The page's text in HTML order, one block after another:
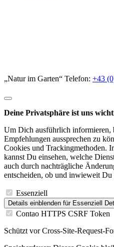
„Natur im Garten“ Telefon: +43
Deine Privatsphäre ist uns
Um Dich ausführlich informieren,
Empfehlungen aussprechen zu
Cookies und Trackingmethoden.
kannst Du einsehen, welche
auch durch nachträgliche
entscheiden, ob und inwieweit Du
Essenziell
Details einblenden für Essenziell
Contao HTTPS CSRF Token
Schützt vor Cross-Site-Request-